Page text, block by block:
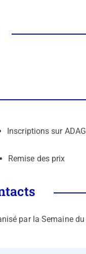
Inscriptions sur
Remise des prix
par la Semaine du